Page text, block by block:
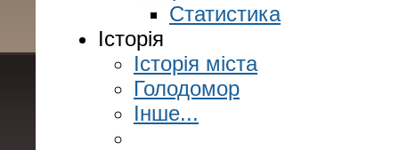
Статистика
Історія
Історія міста
Голодомор
Інше...